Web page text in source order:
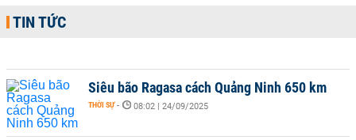
TIN TỨC
Siêu bão Ragasa cách Quảng Ninh 650 km
THỜI SỰ - 08:02 | 24/09/2025